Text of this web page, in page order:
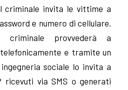
criminale invita le vittime a
e numero di cellulare.
criminale provvederà a
e tramite un
sociale lo invita a
ricevuti via SMS o generati